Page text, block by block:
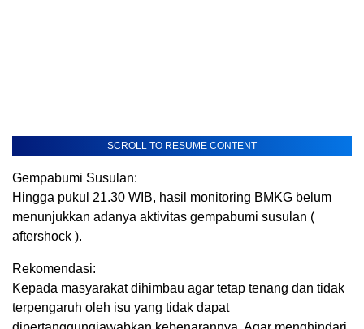
SCROLL TO RESUME CONTENT
Gempabumi Susulan:
Hingga pukul 21.30 WIB, hasil monitoring BMKG belum
menunjukkan adanya aktivitas gempabumi susulan (
aftershock ).
Rekomendasi:
Kepada masyarakat dihimbau agar tetap tenang dan tidak
terpengaruh oleh isu yang tidak dapat